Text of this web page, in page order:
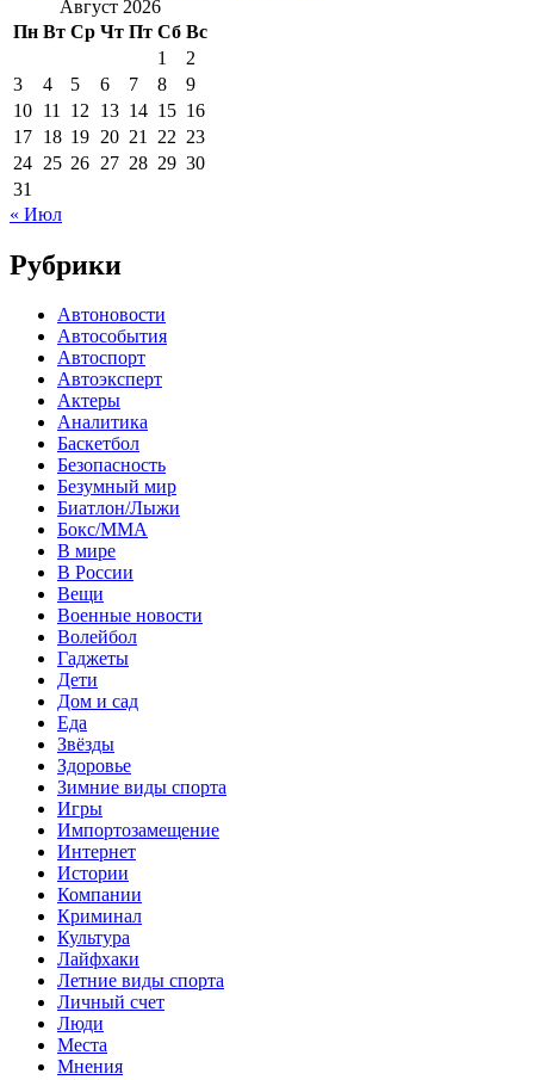
Август 2026
Пн Вт Ср Чт Пт Сб Вс
1
2
3
4 5 6 7 8
9
10 11 12 13 14 15 16
17 18 19 20 21 22 23
24 25 26 27 28 29 30
31
« Июл
Рубрики
Автоновости
Автособытия
Автоспорт
Автоэксперт
Актеры
Аналитика
Баскетбол
Безопасность
Безумный мир
Биатлон/Лыжи
Бокс/MMA
В мире
В России
Вещи
Военные новости
Волейбол
Гаджеты
Дети
Дом и сад
Еда
Звёзды
Здоровье
Зимние виды спорта
Игры
Импортозамещение
Интернет
Истории
Компании
Криминал
Культура
Лайфхаки
Летние виды спорта
Личный счет
Люди
Места
Мнения